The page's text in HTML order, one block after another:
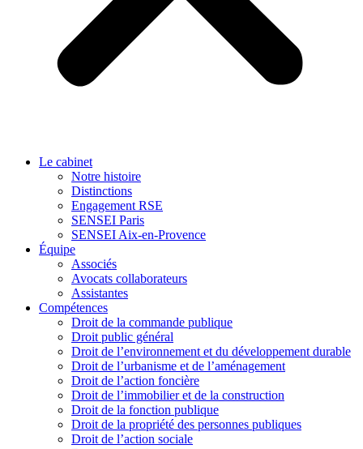
Le cabinet
Notre histoire
Distinctions
Engagement RSE
SENSEI Paris
SENSEI Aix-en-Provence
Équipe
Associés
Avocats collaborateurs
Assistantes
Compétences
Droit de la commande publique
Droit public général
Droit de l’environnement et du développement durable
Droit de l’urbanisme et de l’aménagement
Droit de l’action foncière
Droit de l’immobilier et de la construction
Droit de la fonction publique
Droit de la propriété des personnes publiques
Droit de l’action sociale